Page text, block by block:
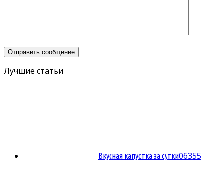
Лучшие статьи
Вкусная капустка за сутки06355